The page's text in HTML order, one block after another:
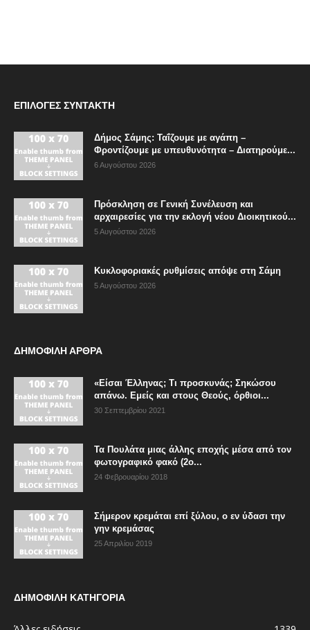
ΕΠΙΛΟΓΈΣ ΣΥΝΤΆΚΤΗ
Δήμος Σάμης: Ταΐζουμε με αγάπη –
Φροντίζουμε με υπευθυνότητα – Διατηρούμε...
6 Αυγούστου 2026
Πρόσκληση σε Γενική Συνέλευση και
αρχαιρεσίες για την εκλογή νέου Διοικητικού...
5 Αυγούστου 2026
Κυκλοφοριακές ρυθμίσεις απόψε στη Σάμη
5 Αυγούστου 2026
ΔΗΜΟΦΙΛΗ ΑΡΘΡΑ
«Είσαι Έλληνας; Τι προσκυνάς; Σηκώσου
απάνω. Εμείς και στους Θεούς, όρθιοι...
30 Σεπτεμβρίου 2021
Τα Πουλάτα μιας άλλης εποχής μέσα από τον
φωτογραφικό φακό (2ο...
24 Φεβρουαρίου 2018
Σήμερον κρεμάται επί ξύλου, ο εν ύδασι την
γην κρεμάσας
25 Απριλίου 2019
ΔΗΜΟΦΙΛΗ ΚΑΤΗΓΟΡΙΑ